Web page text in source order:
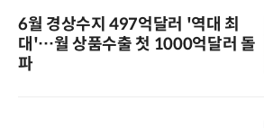
6월 경상수지 497억달러 '역대 최
대'…월 상품수출 첫 1000억달러 돌
파